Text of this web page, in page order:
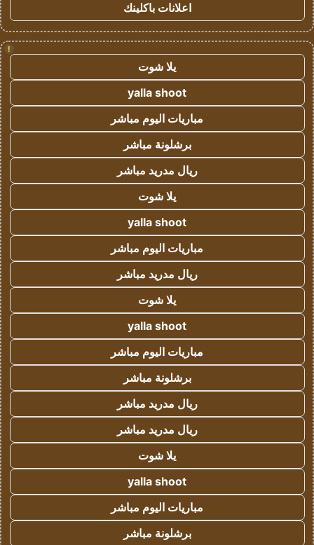
اعلانات باكلينك
!
يلا شوت
yalla shoot
مباريات اليوم مباشر
برشلونة مباشر
ريال مدريد مباشر
يلا شوت
yalla shoot
مباريات اليوم مباشر
ريال مدريد مباشر
يلا شوت
yalla shoot
مباريات اليوم مباشر
برشلونة مباشر
ريال مدريد مباشر
ريال مدريد مباشر
يلا شوت
yalla shoot
مباريات اليوم مباشر
برشلونة مباشر